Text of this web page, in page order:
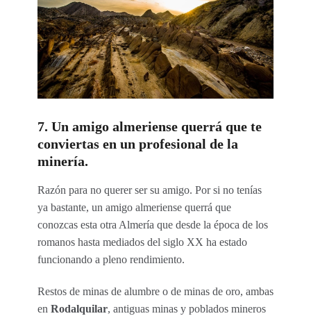
7. Un amigo almeriense querrá que te
conviertas en un profesional de la
minería.
Razón para no querer ser su amigo. Por si no tenías
ya bastante, un amigo almeriense querrá que
conozcas esta otra Almería que desde la época de los
romanos hasta mediados del siglo XX ha estado
funcionando a pleno rendimiento.
Restos de minas de alumbre o de minas de oro, ambas
en Rodalquilar, antiguas minas y poblados mineros